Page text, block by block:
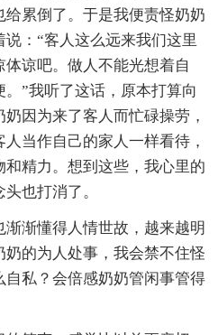
累倒了。于是我便责怪奶奶
：“客人这么远来我们这里
谅吧。做人不能光想着自
”我听了这话，原本打算向
因为来了客人而忙碌操劳，
当作自己的家人一样看待，
精力。想到这些，我心里的
也打消了。
渐渐懂得人情世故，越来越明
的为人处事，我会禁不住怪
私？会倍感奶奶管闲事管得